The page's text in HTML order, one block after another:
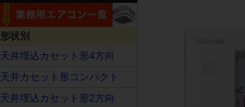
形状別
天井埋込カセット形4方向
天井カセット形コンパクト
天井埋込カセット形2方向